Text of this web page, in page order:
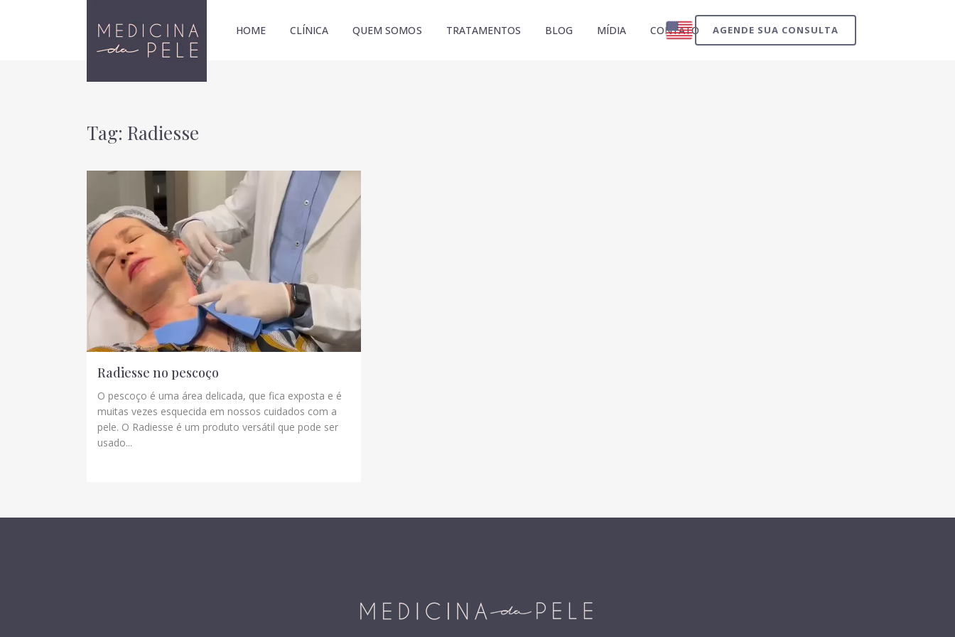
AGENDE SUA CONSULTA
HOME CLÍNICA QUEM SOMOS TRATAMENTOS BLOG MÍDIA CONTATO
Tag: Radiesse
Radiesse no pescoço
O pescoço é uma área delicada, que fica exposta e é
muitas vezes esquecida em nossos cuidados com a
pele. O Radiesse é um produto versátil que pode ser
usado...